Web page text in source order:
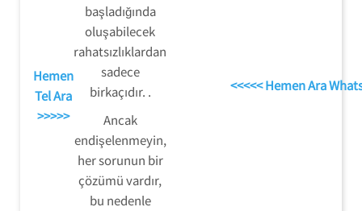
Hemen
Tel Ara
>>>>>
başladığında
oluşabilecek
rahatsızlıklardan
sadece
birkaçıdır. .
Ancak
endişelenmeyin,
her sorunun bir
çözümü vardır,
bu nedenle
<<<<< Hemen Ara